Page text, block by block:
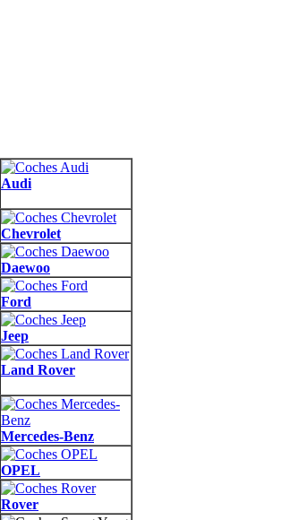
Audi
Chevrolet
Daewoo
Ford
Jeep
Land Rover
Mercedes-Benz
OPEL
Rover